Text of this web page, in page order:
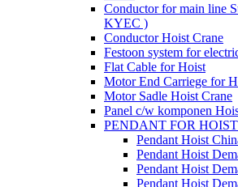
Conductor for main line
KYEC )
Conductor Hoist Crane
Festoon system for
Flat Cable for Hoist
Motor End Carriege for
Motor Sadle Hoist Crane
Panel c/w komponen
PENDANT FOR
Pendant Hoist
Pendant Hoist
Pendant Hoist
Pendant Hoist